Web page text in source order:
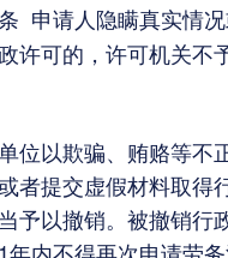
申请人隐瞒真实情
许可的，许可机关不
位以欺骗、贿赂等不
者提交虚假材料取得
予以撤销。被撤销行